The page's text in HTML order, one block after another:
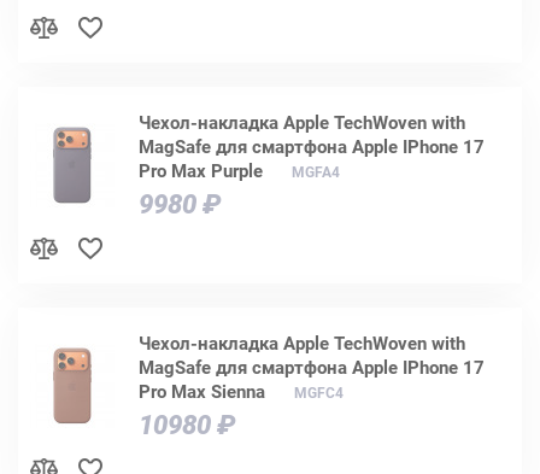
Чехол-накладка Apple TechWoven with
MagSafe для смартфона Apple IPhone 17
Pro Max Purple
MGFA4
9980 ₽
Чехол-накладка Apple TechWoven with
MagSafe для смартфона Apple IPhone 17
Pro Max Sienna
MGFC4
10980 ₽